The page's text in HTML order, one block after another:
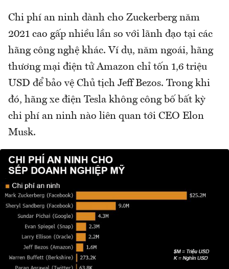
Chi phí an ninh dành cho Zuckerberg năm
2021 cao gấp nhiều lần so với lãnh đạo tại các
hãng công nghệ khác. Ví dụ, năm ngoái, hãng
thương mại điện tử Amazon chỉ tốn 1,6 triệu
USD để bảo vệ Chủ tịch Jeff Bezos. Trong khi
đó, hãng xe điện Tesla không công bố bất kỳ
chi phí an ninh nào liên quan tới CEO Elon
Musk.